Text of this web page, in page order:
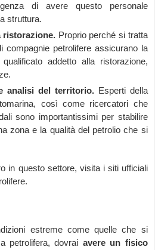
di avere questo personale
struttura.
ristorazione. Proprio perché si tratta
compagnie petrolifere assicurano la
addetto alla ristorazione,
analisi del territorio.Esperti della
così come ricercatori che
sono importantissimi per stabilire
zona e la qualità del petrolio che si
in questo settore, visita i siti ufficiali
estreme come quelle che si
petrolifera, dovrai avere un fisico